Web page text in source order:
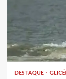
DESTAQUE